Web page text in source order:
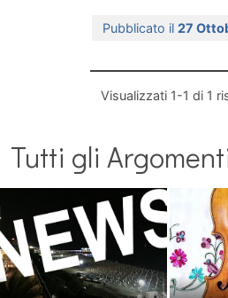
Pubblicato il 27
Visualizzati 1-1 di 1
Tutti gli